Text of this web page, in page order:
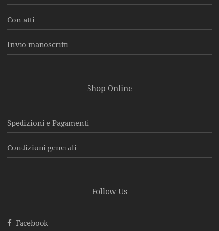
Contatti
Invio manoscritti
Shop Online
Spedizioni e Pagamenti
Condizioni generali
Follow Us
Facebook